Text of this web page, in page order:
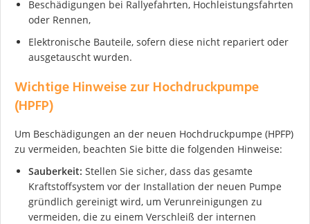
Beschädigungen bei Rallyefahrten, Hochleistungsfahrten
oder Rennen,
Elektronische Bauteile, sofern diese nicht repariert oder
ausgetauscht wurden.
Wichtige Hinweise zur Hochdruckpumpe
(HPFP)
Um Beschädigungen an der neuen Hochdruckpumpe (HPFP)
zu vermeiden, beachten Sie bitte die folgenden Hinweise:
Sauberkeit: Stellen Sie sicher, dass das gesamte
Kraftstoffsystem vor der Installation der neuen Pumpe
gründlich gereinigt wird, um Verunreinigungen zu
vermeiden, die zu einem Verschleiß der internen